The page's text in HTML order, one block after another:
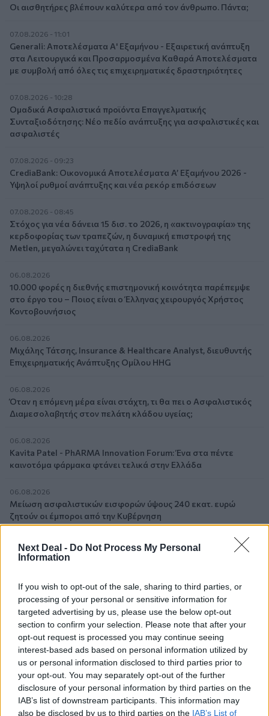
Next Deal - Do Not Process My Personal
Information
If you wish to opt-out of the sale, sharing to third parties, or
processing of your personal or sensitive information for
targeted advertising by us, please use the below opt-out
section to confirm your selection. Please note that after your
opt-out request is processed you may continue seeing
interest-based ads based on personal information utilized by
us or personal information disclosed to third parties prior to
your opt-out. You may separately opt-out of the further
disclosure of your personal information by third parties on the
IAB’s list of downstream participants. This information may
also be disclosed by us to third parties on the IAB’s List of
Οι αισθητήρες βλέπουν καλύτερα από τον άνθρωπο. Πάντα;
07.08.2026 - 11:01
Generali: Αποτελέσματα Α' Εξαμήνου - Εξαιρετική ανάπτυξη
στα Λειτουργικά και Προσαρμοσμένα Καθαρά Αποτελέσματα
με συμβολή από όλες τις επιχειρηματικές δραστηριότητες
07.08.2026 - 10:28
Ομαδικά Ασφαλιστικά προϊόντα Επαγγελματικής
Συνταξιοδότησης: Νέο πεδίο ανάπτυξης για ασφαλιστικές και
ασφαλιστές
07.08.2026 - 09:23
CrediaBank: Οικονομικά Αποτελέσματα A’ Εξαμήνου 2026 -
Υψηλοί ρυθμοί ανάπτυξης και νέα ρεκόρ επιδόσεων
07.08.2026 - 08:45
Στόχος για νέα δάνεια 15 δισ. το 2026, η «ακτινογραφία» της
κερδοφορίας των τραπεζών, η δυναμική επιστροφή της
Metlen, μεγαλώνει ταχύτατα η CrediaBank
06.08.2026
10.000 φορές η διεθνής επιστημονική κοινότητα παρέπεμψε
στο έργο του – Ποιος είναι ο Έλληνας χειρουργός Χρήστος
Κοντοβουνήσιος
06.08.2026
Μιχάλης Τάτσης, Insurance & Healthcare Analyst, διευθυντής
Επιχειρηματικής Ανάπτυξης Ομίλου HHG
06.08.2026
Όταν η επόμενη μέρα είναι στάχτη, τι θα πει ο Ασφαλιστικός
Διαμεσολαβητής στον πελάτη κλάδου υγείας;
06.08.2026
Kavita Patel - PhARMA Innovation Forum: Ένα στα πέντε
καινοτόμα φάρμακα φτάνει τελικά στην Ελλάδα
06.08.2026
Μείωση ασφαλιστικών εισφορών ύψους 240 εκατ. ευρώ
ζητούν οι έμποροι από την Κυβέρνηση
06.08.2026
Ευρώπη: Μπορεί η κλιματική αλλαγή να οδηγήσει σε
06.08.2026
Στέλιος Λιανός – INTERAMERICAN / Αθηναϊκή Γενική Κλινική
06.08.2026
Η γαλλική «ψήφος» στο «καλώδιο» και τα συμφέροντα, οι
ελληνικές τράπεζες «πρωταθλήτριες» στα δάνεια, νέο deal
Βαρδινογιάννη- Εξάρχου και ο διπλασιασμός των κερδών της
ΔΕΗ
05.08.2026